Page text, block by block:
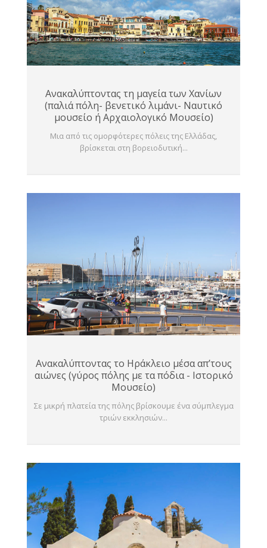
Ανακαλύπτοντας τη μαγεία των Χανίων
(παλιά πόλη- βενετικό λιμάνι- Ναυτικό
μουσείο ή Αρχαιολογικό Μουσείο)
Μια από τις ομορφότερες πόλεις της Ελλάδας,
βρίσκεται στη βορειοδυτική...
Ανακαλύπτοντας το Ηράκλειο μέσα απ’τους
αιώνες (γύρος πόλης με τα πόδια - Ιστορικό
Μουσείο)
Σε μικρή πλατεία της πόλης βρίσκουμε ένα σύμπλεγμα
τριών εκκλησιών...